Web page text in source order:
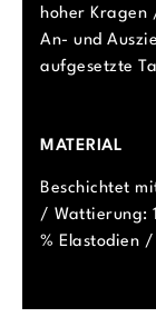
hoher Kragen
An- und
aufgesetzte
MATERIAL
Beschichtet
/ Wattierung:
% Elastodien